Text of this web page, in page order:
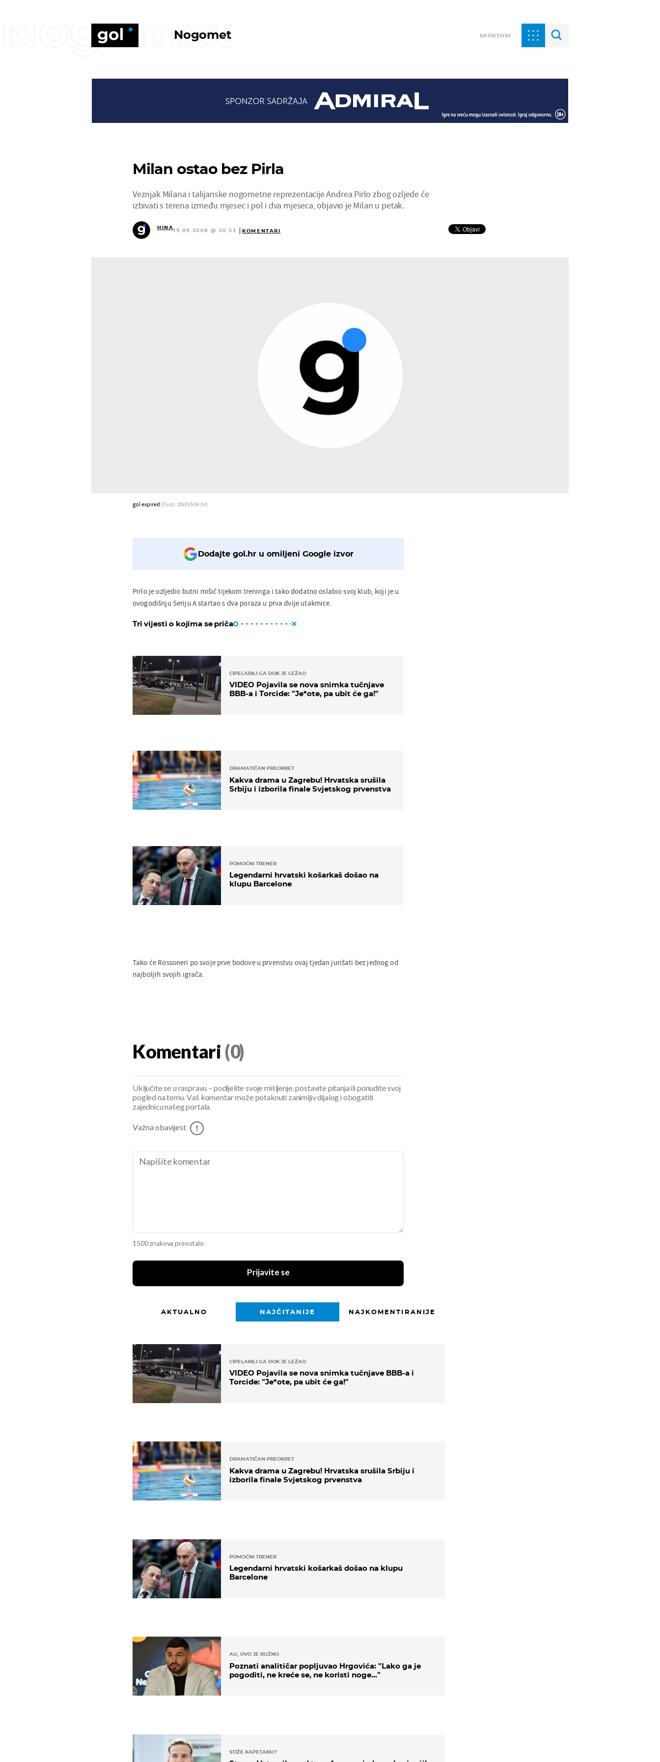
Nogomet SPORTOVI
Nogomet
Milan ostao bez Pirla
Veznjak Milana i talijanske nogometne reprezentacije Andrea Pirlo zbog ozljede će
izbivati s terena između mjesec i pol i dva mjeseca, objavio je Milan u petak.
HINA
19.09.2008 @ 20:53 KOMENTARI
gol expired (Foto: DNEVNIK.hr)
Dodajte gol.hr u omiljeni Google izvor
Pirlo je ozljedio butni mišić tijekom treninga i tako dodatno oslabio svoj klub, koji je u
ovogodišnju Seriju A startao s dva poraza u prva dvije utakmice.
Tri vijesti o kojima se priča
CIPELARILI GA DOK JE LEŽAO
VIDEO Pojavila se nova snimka tučnjave
BBB-a i Torcide: "Je*ote, pa ubit će ga!"
DRAMATIČAN PREOKRET
Kakva drama u Zagrebu! Hrvatska srušila
Srbiju i izborila finale Svjetskog prvenstva
POMOĆNI TRENER
Legendarni hrvatski košarkaš došao na
klupu Barcelone
Tako će Rossoneri po svoje prve bodove u prvenstvu ovaj tjedan jurišati bez jednog od
najboljih svojih igrača.
Komentari (0)
Uključite se u raspravu – podijelite svoje mišljenje, postavite pitanja ili ponudite svoj
pogled na temu. Vaš komentar može potaknuti zanimljiv dijalog i obogatiti
zajednicu našeg portala.
Važna obavijest !
1500 znakova preostalo
Prijavite se
AKTUALNO NAJČITANIJE NAJKOMENTIRANIJE
CIPELARILI GA DOK JE LEŽAO
VIDEO Pojavila se nova snimka tučnjave BBB-a i
Torcide: "Je*ote, pa ubit će ga!"
DRAMATIČAN PREOKRET
Kakva drama u Zagrebu! Hrvatska srušila Srbiju i
izborila finale Svjetskog prvenstva
POMOĆNI TRENER
Legendarni hrvatski košarkaš došao na klupu
Barcelone
AU, OVO JE RUŽNO
Poznati analitičar popljuvao Hrgovića: "Lako ga je
pogoditi, ne kreće se, ne koristi noge..."
STIŽE KAPETANU?